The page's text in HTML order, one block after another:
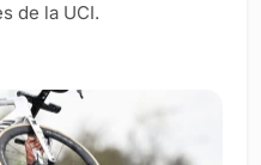
de la UCI.